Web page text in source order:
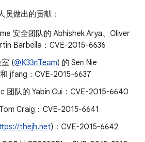
员做出的贡献：
安全团队的 Abhishek Arya、Oliver
Barbella：CVE-2015-6636
(@K33nTeam) 的 Sen Nie
jfang：CVE-2015-6637
团队的 Yabin Cui：CVE-2015-6640
Craig：CVE-2015-6641
thejh.net)：CVE-2015-6642